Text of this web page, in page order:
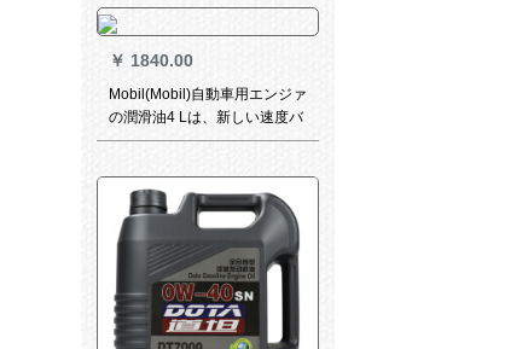
￥ 1840.00
Mobil(Mobil)自動車用エンジァ
の潤滑油4 Lは、新しい速度バ
ー2000を取り付けて、5 W-40